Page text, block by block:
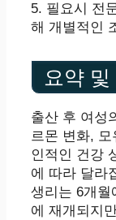
5. 필요시 전
해 개별적인
요약
출산 후 여성
르몬 변화, 모
인적인 건강
에 따라 달라
생리는 6개월
에 재개되지